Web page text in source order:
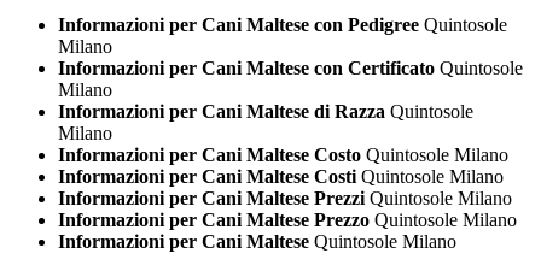
Informazioni per Cani Maltese con Pedigree Quintosole
Milano
Informazioni per Cani Maltese con Certificato Quintosole
Milano
Informazioni per Cani Maltese di Razza Quintosole
Milano
Informazioni per Cani Maltese Costo Quintosole Milano
Informazioni per Cani Maltese Costi Quintosole Milano
Informazioni per Cani Maltese Prezzi Quintosole Milano
Informazioni per Cani Maltese Prezzo Quintosole Milano
Informazioni per Cani Maltese Quintosole Milano